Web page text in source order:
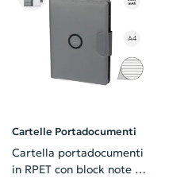
Cartelle Portadocumenti
Cartella portadocumenti
in RPET con block note A4